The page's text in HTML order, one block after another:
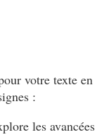
votre texte en
:
les avancées